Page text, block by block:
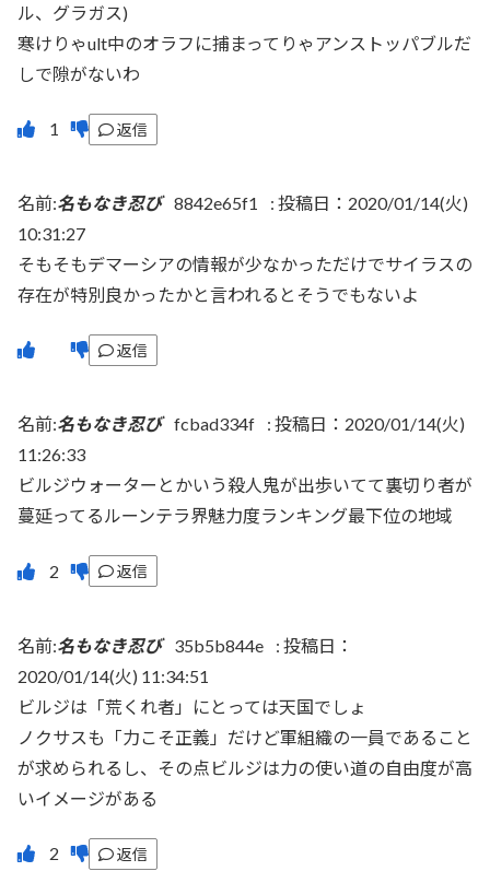
ル、グラガス)
寒けりゃult中のオラフに捕まってりゃアンストッパブルだ
しで隙がないわ
返信
名前:名もなき忍び 8842e65f1 : 投稿日：2020/01/14(火)
10:31:27
そもそもデマーシアの情報が少なかっただけでサイラスの
存在が特別良かったかと言われるとそうでもないよ
返信
名前:名もなき忍び fcbad334f : 投稿日：2020/01/14(火)
11:26:33
ビルジウォーターとかいう殺人鬼が出歩いてて裏切り者が
蔓延ってるルーンテラ界魅力度ランキング最下位の地域
返信
名前:名もなき忍び 35b5b844e : 投稿日：
2020/01/14(火) 11:34:51
ビルジは「荒くれ者」にとっては天国でしょ
ノクサスも「力こそ正義」だけど軍組織の一員であること
が求められるし、その点ビルジは力の使い道の自由度が高
いイメージがある
返信